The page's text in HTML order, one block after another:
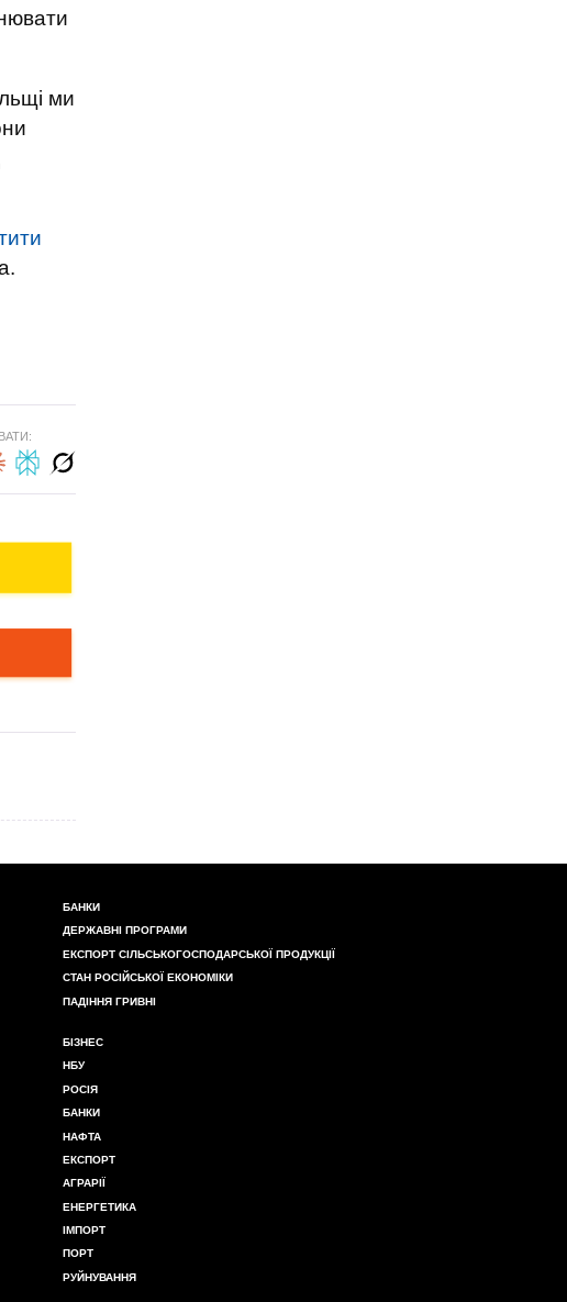
ми
БАНКИ
ДЕРЖАВНІ ПРОГРАМИ
ЕКСПОРТ СІЛЬСЬКОГОСПОДАРСЬКОЇ ПРОДУКЦІЇ
СТАН РОСІЙСЬКОЇ ЕКОНОМІКИ
ПАДІННЯ ГРИВНІ
БІЗНЕС
НБУ
РОСІЯ
БАНКИ
НАФТА
ЕКСПОРТ
АГРАРІЇ
ЕНЕРГЕТИКА
ІМПОРТ
ПОРТ
РУЙНУВАННЯ